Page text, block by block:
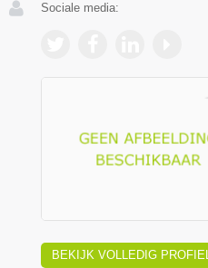
Sociale media:
BEKIJK VOLLEDIG PROFIEL